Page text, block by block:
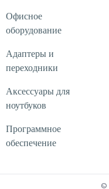
Офисное
оборудование
Адаптеры и
переходники
Аксессуары для
ноутбуков
Программное
обеспечение
©